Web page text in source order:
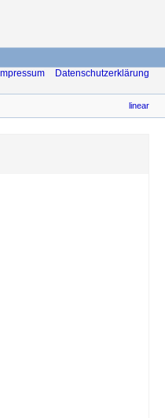
Impressum Datenschutzerklärung
linear